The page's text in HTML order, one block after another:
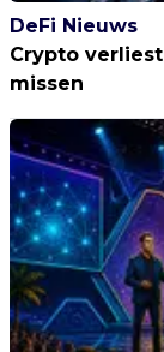
DeFi Nieuws
Crypto
missen